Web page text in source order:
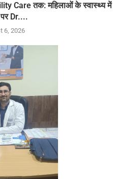
Care तक: महिलाओं के स्वास्थ्य में
Dr....
6, 2026